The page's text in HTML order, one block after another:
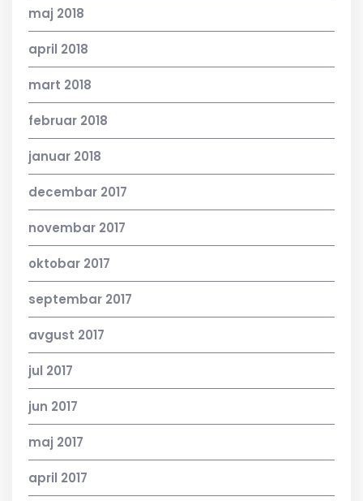
maj 2018
april 2018
mart 2018
februar 2018
januar 2018
decembar 2017
novembar 2017
oktobar 2017
septembar 2017
avgust 2017
jul 2017
jun 2017
maj 2017
april 2017